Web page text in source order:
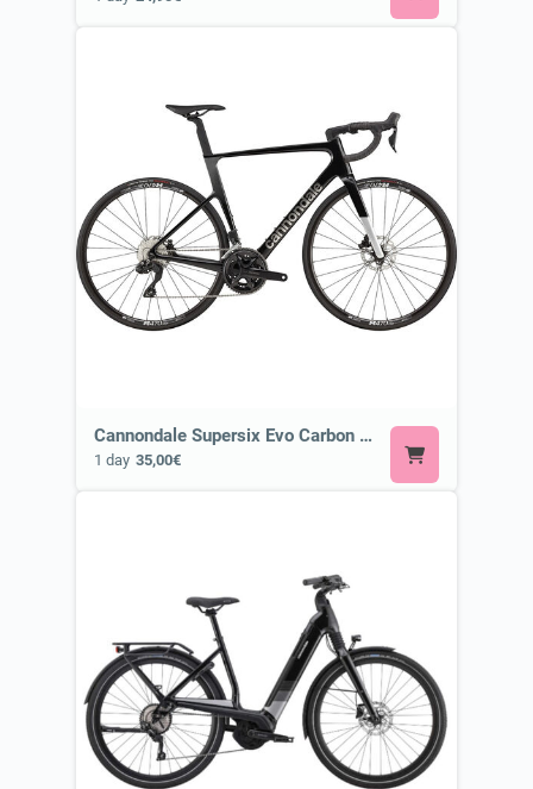
Cannondale Supersix Evo Carbon 3 105 di2 or Similar
1 day 35,00€